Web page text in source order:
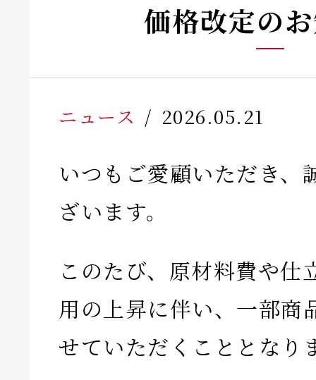
価格改定の
ニュース 2026.05.21
いつもご愛顧いただき、
ざいます。
このたび、原材料費や仕
用の上昇に伴い、一部商
せていただくこととなり